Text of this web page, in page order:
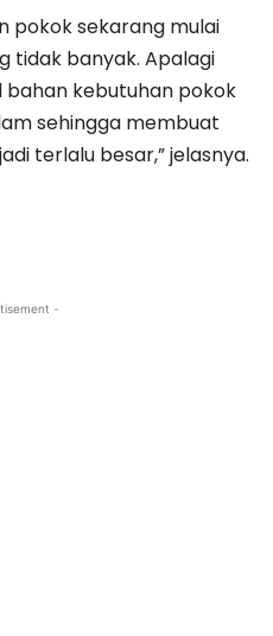
pokok sekarang mulai
tidak banyak. Apalagi
kebutuhan pokok
sehingga membuat
terlalu besar,” jelasnya.
-